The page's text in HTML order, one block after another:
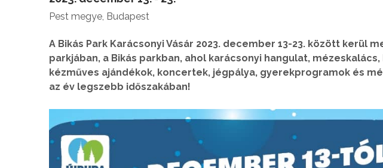
Pest megye, Budapest
A Bikás Park Karácsonyi Vásár 2023. december 13-23. között kerül
parkjában, a Bikás parkban, ahol karácsonyi hangulat,
kézműves ajándékok, koncertek, jégpálya, gyerekprogramok és
az év legszebb időszakában!